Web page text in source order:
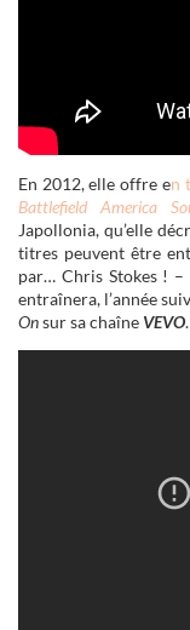
En 2012, elle offre en
Battlefield America
Japollonia, qu’elle
titres peuvent être
par… Chris Stokes ! –
entraînera, l’année
Onsur sa chaîne VEVO.